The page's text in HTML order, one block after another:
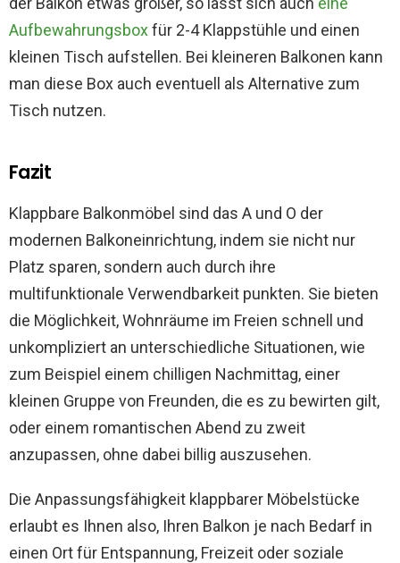
Aufbewahrungsboxfür 2-4 Klappstühle und einen
kleinen Tisch aufstellen. Bei kleineren Balkonen kann
man diese Box auch eventuell als Alternative zum
Tisch nutzen.
Fazit
Klappbare Balkonmöbel sind das A und O der
modernen Balkoneinrichtung, indem sie nicht nur
Platz sparen, sondern auch durch ihre
multifunktionale Verwendbarkeit punkten. Sie bieten
die Möglichkeit, Wohnräume im Freien schnell und
unkompliziert an unterschiedliche Situationen, wie
zum Beispiel einem chilligen Nachmittag, einer
kleinen Gruppe von Freunden, die es zu bewirten gilt,
oder einem romantischen Abend zu zweit
anzupassen, ohne dabei billig auszusehen.
Die Anpassungsfähigkeit klappbarer Möbelstücke
erlaubt es Ihnen also, Ihren Balkon je nach Bedarf in
einen Ort für Entspannung, Freizeit oder soziale